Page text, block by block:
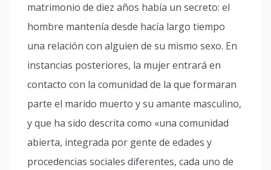
matrimonio de diez años había un secreto: el
hombre mantenía desde hacía largo tiempo
una relación con alguien de su mismo sexo. En
instancias posteriores, la mujer entrará en
contacto con la comunidad de la que formaran
parte el marido muerto y su amante masculino,
y que ha sido descrita como «una comunidad
abierta, integrada por gente de edades y
procedencias sociales diferentes, cada uno de